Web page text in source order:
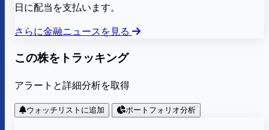
日に配当を支払います。
さらに金融ニュースを見る
この株をトラッキング
アラートと詳細分析を取得
ウォッチリストに追加 ポートフォリオ分析